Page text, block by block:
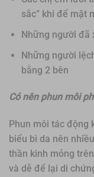
sắc” khi để mặt
Những người đã
Những người
bằng 2 bên
Có nên phun môi
Phun môi tác động
biểu bì da nên
thần kinh mỏng
và dễ để lại di